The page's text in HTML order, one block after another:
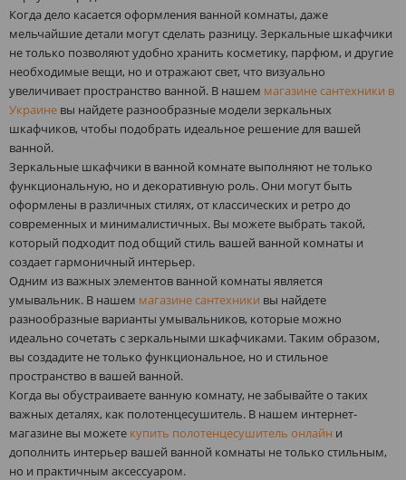
Когда дело касается оформления ванной комнаты, даже
мельчайшие детали могут сделать разницу. Зеркальные шкафчики
не только позволяют удобно хранить косметику, парфюм, и другие
необходимые вещи, но и отражают свет, что визуально
увеличивает пространство ванной. В нашем магазине сантехники в
Украине вы найдете разнообразные модели зеркальных
шкафчиков, чтобы подобрать идеальное решение для вашей
ванной.
Зеркальные шкафчики в ванной комнате выполняют не только
функциональную, но и декоративную роль. Они могут быть
оформлены в различных стилях, от классических и ретро до
современных и минималистичных. Вы можете выбрать такой,
который подходит под общий стиль вашей ванной комнаты и
создает гармоничный интерьер.
Одним из важных элементов ванной комнаты является
умывальник. В нашем магазине сантехники вы найдете
разнообразные варианты умывальников, которые можно
идеально сочетать с зеркальными шкафчиками. Таким образом,
вы создадите не только функциональное, но и стильное
пространство в вашей ванной.
Когда вы обустраиваете ванную комнату, не забывайте о таких
важных деталях, как полотенцесушитель. В нашем интернет-
магазине вы можете купить полотенцесушитель онлайн и
дополнить интерьер вашей ванной комнаты не только стильным,
но и практичным аксессуаром.